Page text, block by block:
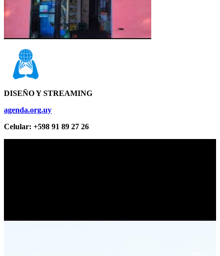
DISEÑO Y STREAMING
agenda.org.uy
Celular: +598 91 89 27 26